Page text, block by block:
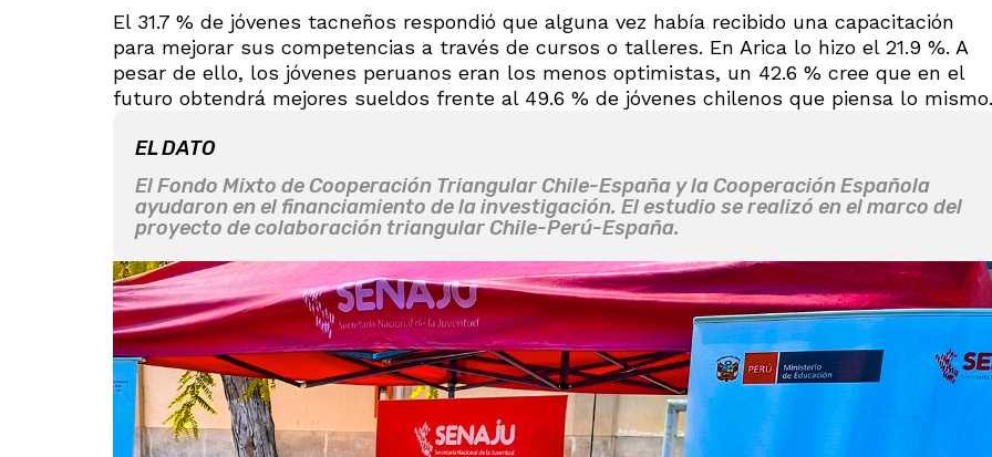
El 31.7 % de jóvenes tacneños respondió que alguna vez había recibido una capacitación
para mejorar sus competencias a través de cursos o talleres. En Arica lo hizo el 21.9 %. A
pesar de ello, los jóvenes peruanos eran los menos optimistas, un 42.6 % cree que en el
futuro obtendrá mejores sueldos frente al 49.6 % de jóvenes chilenos que piensa lo mismo.
EL DATO
El Fondo Mixto de Cooperación Triangular Chile-España y la Cooperación Española
ayudaron en el financiamiento de la investigación. El estudio se realizó en el marco del
proyecto de colaboración triangular Chile-Perú-España.